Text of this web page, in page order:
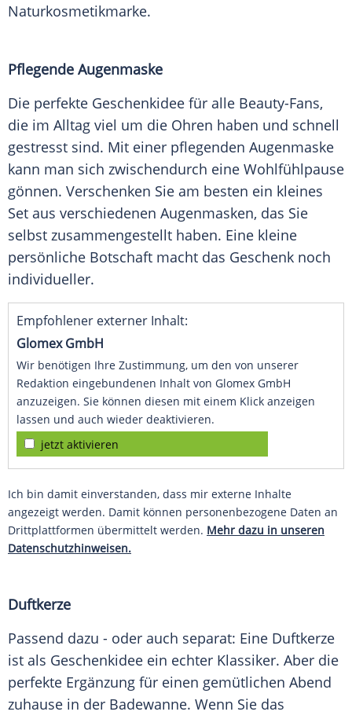
Naturkosmetikmarke.
Pflegende Augenmaske
Die perfekte Geschenkidee für alle Beauty-Fans,
die im Alltag viel um die Ohren haben und schnell
gestresst sind. Mit einer pflegenden Augenmaske
kann man sich zwischendurch eine Wohlfühlpause
gönnen. Verschenken Sie am besten ein kleines
Set aus verschiedenen Augenmasken, das Sie
selbst zusammengestellt haben. Eine kleine
persönliche Botschaft macht das Geschenk noch
individueller.
Empfohlener externer Inhalt:
Glomex GmbH
Wir benötigen Ihre Zustimmung, um den von unserer
Redaktion eingebundenen Inhalt von Glomex GmbH
anzuzeigen. Sie können diesen mit einem Klick anzeigen
lassen und auch wieder deaktivieren.
jetzt aktivieren
Ich bin damit einverstanden, dass mir externe Inhalte
angezeigt werden. Damit können personenbezogene Daten an
Drittplattformen übermittelt werden. Mehr dazu in unseren
Datenschutzhinweisen.
Duftkerze
Passend dazu - oder auch separat: Eine Duftkerze
ist als Geschenkidee ein echter Klassiker. Aber die
perfekte Ergänzung für einen gemütlichen Abend
zuhause in der Badewanne. Wenn Sie das